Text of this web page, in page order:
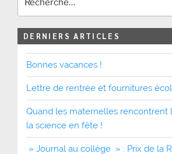
DERNIERS ARTICLES
Bonnes vacances !
Lettre de rentrée et fournitures
Quand les maternelles rencontrent
la science en fête !
» Journal au collège » : Prix de la